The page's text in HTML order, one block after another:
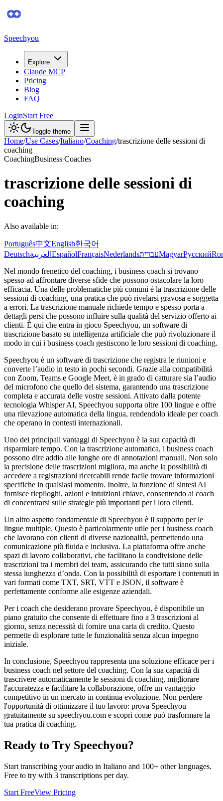
Speechyou
Explore
Claude MCP
Pricing
Blog
FAQ
LoginStart Free
Toggle theme
Home/Use Cases/Italiano/Coaching/trascrizione delle sessioni di
coaching
CoachingBusiness Coaches
trascrizione delle sessioni di
coaching
Also available in:
Português中文English한국어
Deutschالعربية EspañolFrançaisNederlandsעבריתMagyarРусский
Nel mondo frenetico del coaching, i business coach si trovano
spesso ad affrontare diverse sfide che possono ostacolare la loro
efficacia. Una delle problematiche più comuni è la trascrizione delle
sessioni di coaching, una pratica che può rivelarsi gravosa e soggetta
a errori. La trascrizione manuale richiede tempo e spesso porta a
dettagli persi che possono influire sulla qualità del servizio offerto ai
clienti. È qui che entra in gioco Speechyou, un software di
trascrizione basato su intelligenza artificiale che può rivoluzionare il
modo in cui i business coach gestiscono le loro sessioni di coaching.
Speechyou è un software di trascrizione che registra le riunioni e
converte l’audio in testo in pochi secondi. Grazie alla compatibilità
con Zoom, Teams e Google Meet, è in grado di catturare sia l’audio
del microfono che quello del sistema, garantendo una trascrizione
completa e accurata delle vostre sessioni. Attivato dalla potente
tecnologia Whisper AI, Speechyou supporta oltre 100 lingue e offre
una rilevazione automatica della lingua, rendendolo ideale per coach
che operano in contesti internazionali.
Uno dei principali vantaggi di Speechyou è la sua capacità di
risparmiare tempo. Con la trascrizione automatica, i business coach
possono dire addio alle lunghe ore di annotazioni manuali. Non solo
la precisione delle trascrizioni migliora, ma anche la possibilità di
accedere a registrazioni ricercabili rende facile trovare informazioni
specifiche in qualsiasi momento. Inoltre, la funzione di sintesi AI
fornisce riepiloghi, azioni e intuizioni chiave, consentendo ai coach
di concentrarsi sulle strategie più importanti per i loro clienti.
Un altro aspetto fondamentale di Speechyou è il supporto per le
lingue multiple. Questo è particolarmente utile per i business coach
che lavorano con clienti di diverse nazionalità, permettendo una
comunicazione più fluida e inclusiva. La piattaforma offre anche
spazi di lavoro collaborativi, che facilitano la condivisione delle
trascrizioni tra i membri del team, assicurando che tutti siano sulla
stessa lunghezza d’onda. Con la possibilità di esportare i contenuti in
vari formati come TXT, SRT, VTT e JSON, il software è
perfettamente conforme alle esigenze aziendali.
Per i coach che desiderano provare Speechyou, è disponibile un
piano gratuito che consente di effettuare fino a 3 trascrizioni al
giorno, senza necessità di fornire una carta di credito. Questo
permette di esplorare tutte le funzionalità senza alcun impegno
iniziale.
In conclusione, Speechyou rappresenta una soluzione efficace per i
business coach nel settore del coaching. Con la sua capacità di
trascrivere automaticamente le sessioni di coaching, migliorare
l'accuratezza e facilitare la collaborazione, offre un vantaggio
competitivo in un mercato in continua evoluzione. Non perdere
l'opportunità di ottimizzare il tuo lavoro: prova Speechyou
gratuitamente su speechyou.com e scopri come può trasformare la
tua pratica di coaching.
Ready to Try Speechyou?
Start transcribing your audio in Italiano and 100+ other languages.
Free to try with 3 transcriptions per day.
Start FreeView Pricing